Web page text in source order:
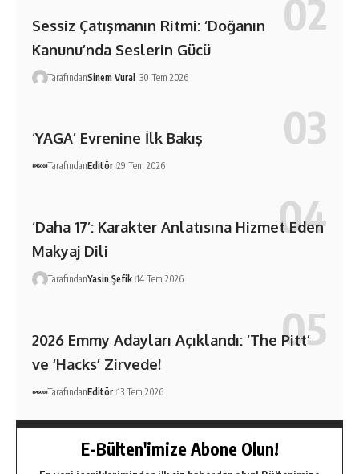
Sessiz Çatışmanın Ritmi: ‘Doğanın
Kanunu’nda Seslerin Gücü
TarafındanSinem Vural 30 Tem 2026
‘YAGA’ Evrenine İlk Bakış
TarafındanEditör 29 Tem 2026
‘Daha 17’: Karakter Anlatısına Hizmet Eden
Makyaj Dili
TarafındanYasin Şefik 14 Tem 2026
2026 Emmy Adayları Açıklandı: ‘The Pitt’
ve ‘Hacks’ Zirvede!
TarafındanEditör 13 Tem 2026
E-Bülten'imize Abone Olun!